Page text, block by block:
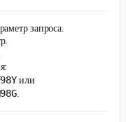
запроса.
или
.